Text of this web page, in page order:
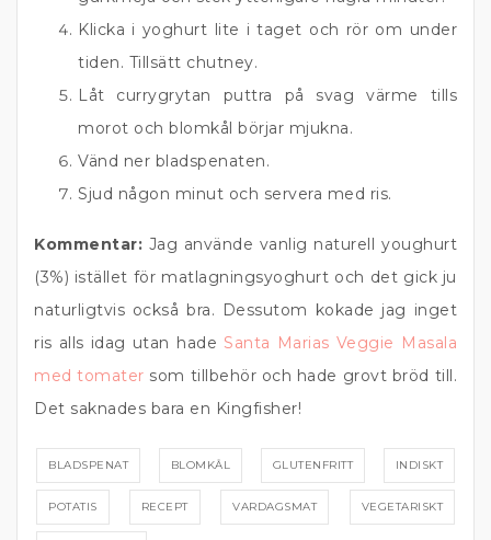
Klicka i yoghurt lite i taget och rör om under
tiden. Tillsätt chutney.
Låt currygrytan puttra på svag värme tills
morot och blomkål börjar mjukna.
Vänd ner bladspenaten.
Sjud någon minut och servera med ris.
Kommentar: Jag använde vanlig naturell youghurt
(3%) istället för matlagningsyoghurt och det gick ju
naturligtvis också bra. Dessutom kokade jag inget
ris alls idag utan hade Santa Marias Veggie Masala
med tomater som tillbehör och hade grovt bröd till.
Det saknades bara en Kingfisher!
BLADSPENAT BLOMKÅL GLUTENFRITT INDISKT
POTATIS RECEPT VARDAGSMAT VEGETARISKT